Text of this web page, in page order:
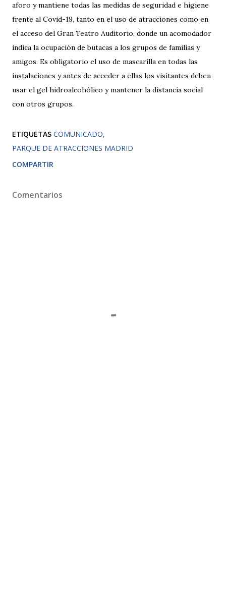
aforo y mantiene todas las medidas de seguridad e higiene
frente al Covid-19, tanto en el uso de atracciones como en
el acceso del Gran Teatro Auditorio, donde un acomodador
indica la ocupación de butacas a los grupos de familias y
amigos. Es obligatorio el uso de mascarilla en todas las
instalaciones y antes de acceder a ellas los visitantes deben
usar el gel hidroalcohólico y mantener la distancia social
con otros grupos.
ETIQUETAS COMUNICADO
PARQUE DE ATRACCIONES MADRID
COMPARTIR
Comentarios